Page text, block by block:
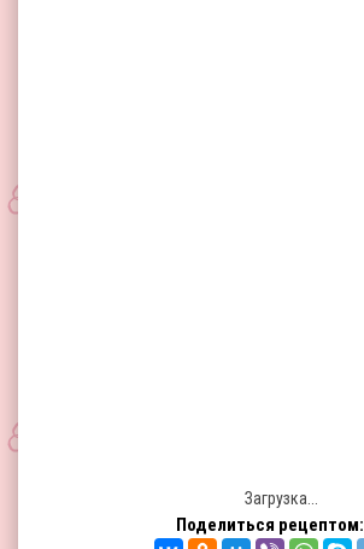
Загрузка...
Поделиться рецептом: